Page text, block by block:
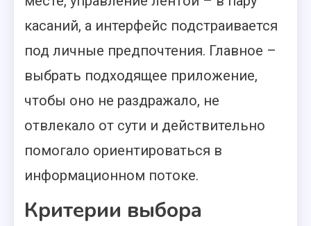
касаний, а интерфейс подстраивается
под личные предпочтения. Главное –
выбрать подходящее приложение,
чтобы оно не раздражало, не
отвлекало от сути и действительно
помогало ориентироваться в
информационном потоке.
Критерии выбора